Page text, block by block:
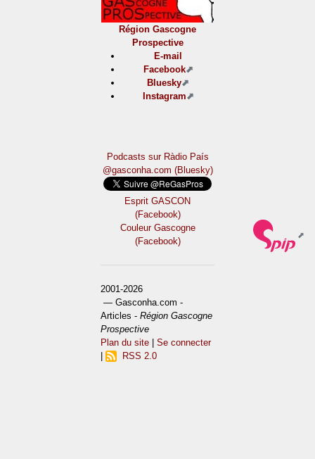
Région Gascogne
Prospective
E-mail
Facebook
Bluesky
Instagram
Podcasts sur Ràdio País
@gasconha.com (Bluesky)
Esprit GASCON
(Facebook)
Couleur Gascogne
(Facebook)
2001-2026
— Gasconha.com -
Articles -Région Gascogne
Prospective
Plan du site |Se connecter
RSS 2.0